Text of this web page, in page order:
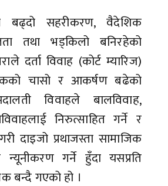
बढ्दो सहरीकरण, वैदेशिक
तथा भड्किलो बनिरहेको
दर्ता विवाह (कोर्ट म्यारिज)
चासो र आकर्षण बढेको
विवाहले बालविवाह,
निरुत्साहित गर्ने र
दाइजो प्रथाजस्ता सामाजिक
न्यूनीकरण गर्ने हुँदा यसप्रति
बन्दै गएको हो ।